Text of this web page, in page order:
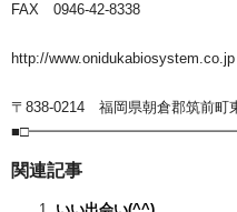
FAX 0946-42-8338
http://www.onidukabiosystem.co.jp
〒838-0214 福岡県朝倉郡筑前町
関連記事